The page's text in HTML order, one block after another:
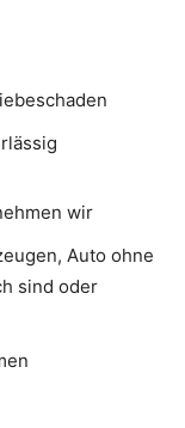
wir
Auto ohne
sind oder